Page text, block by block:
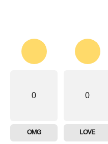
0
LOVE
0
OMG